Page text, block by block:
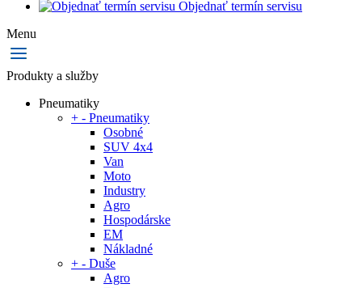
Objednať termín servisu
Menu
Produkty a služby
Pneumatiky
+ - Pneumatiky
Osobné
SUV 4x4
Van
Moto
Industry
Agro
Hospodárske
EM
Nákladné
+ - Duše
Agro